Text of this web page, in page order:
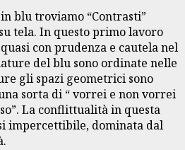
blu troviamo “Contrasti”
tela. In questo primo lavoro
con prudenza e cautela nel
del blu sono ordinate nelle
gli spazi geometrici sono
sorta di “ vorrei e non vorrei
La conflittualità in questa
impercettibile, dominata dal